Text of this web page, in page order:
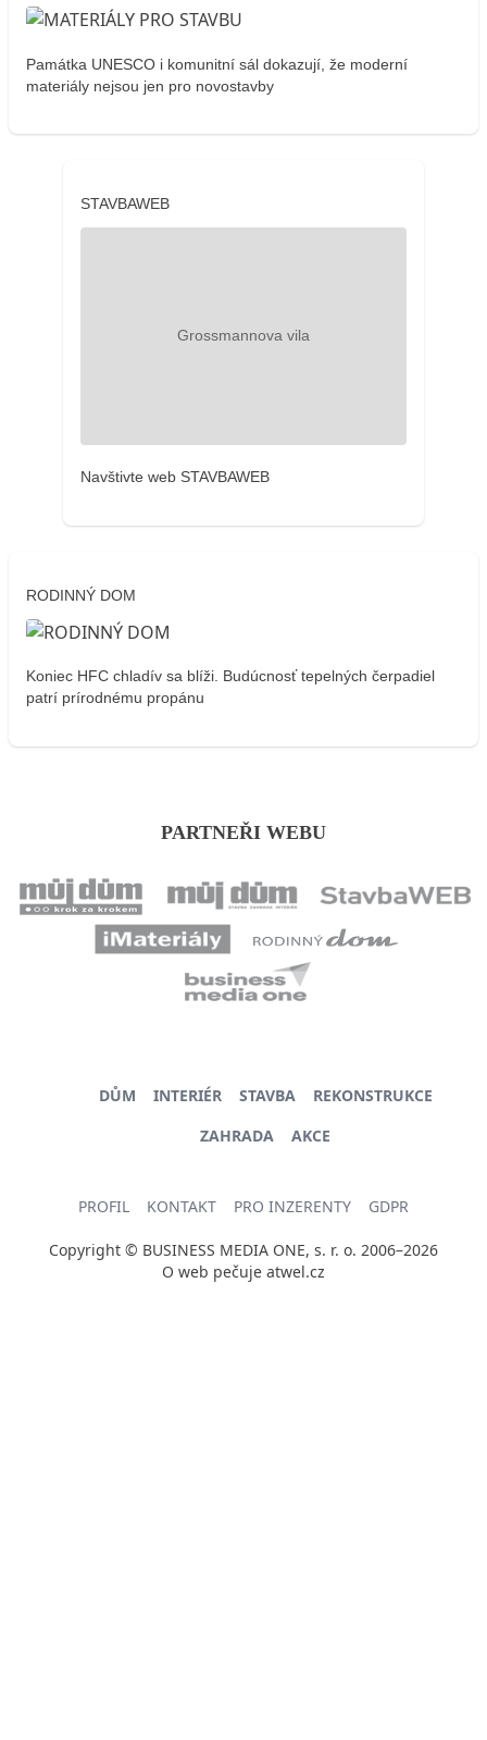
Památka UNESCO i komunitní sál dokazují, že moderní
materiály nejsou jen pro novostavby
STAVBAWEB
Navštivte web STAVBAWEB
RODINNÝ DOM
Koniec HFC chladív sa blíži. Budúcnosť tepelných čerpadiel
patrí prírodnému propánu
PARTNEŘI WEBU
DŮM INTERIÉR STAVBA
REKONSTRUKCE
ZAHRADA
AKCE
PROFIL KONTAKT PRO INZERENTY GDPR
Copyright © BUSINESS MEDIA ONE, s. r. o. 2006–2026